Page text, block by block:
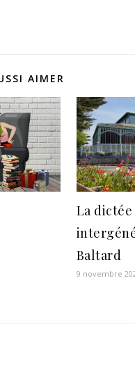
AIMER
La dictée
Baltard
9 novembre